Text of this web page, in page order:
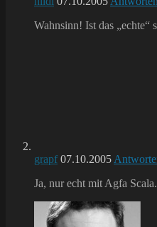
Wahnsinn! Ist das „echte“
grapf 07.10.2005
Ja, nur echt mit Agfa